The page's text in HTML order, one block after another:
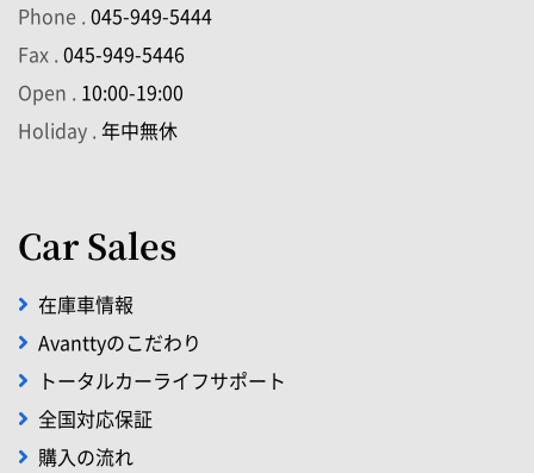
Phone .045-949-5444
Fax .045-949-5446
Open . 10:00-19:00
Holiday .年中無休
Car Sales
在庫車情報
Avanttyのこだわり
トータルカーライフサポート
全国対応保証
購入の流れ